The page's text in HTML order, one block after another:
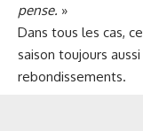
pense. »
Dans tous les cas,
saison toujours
rebondissements.